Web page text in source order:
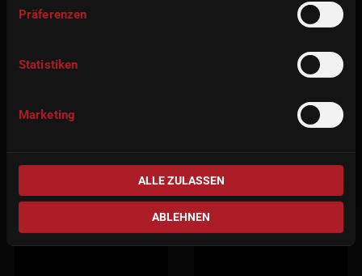
Präferenzen
Statistiken
Marketing
ALLE ZULASSEN
ABLEHNEN
imes-icore 2026 年
度盛会：牢固的合
创新与难忘的时刻
欢迎莅临ADT 2026
展会，与imes-icore
科技术